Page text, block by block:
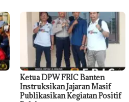
Ketua DPW FRIC Banten
Instruksikan Jajaran Masif
Publikasikan Kegiatan Positif